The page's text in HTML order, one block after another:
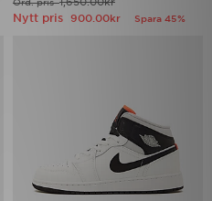
Nytt pris 900.00kr Spara 45%